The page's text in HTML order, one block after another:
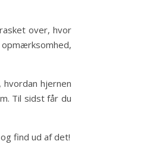
over, hvor
hjernen
Til sidst får du
find ud af det!